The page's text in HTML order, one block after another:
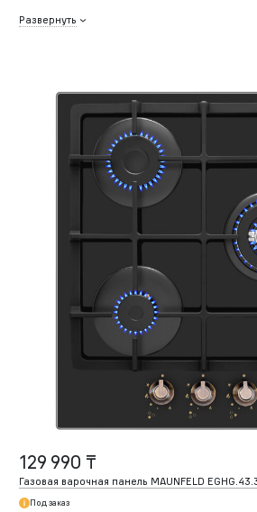
Развернуть
129 990 ₸
Газовая варочная панель MAUNFELD
Под заказ